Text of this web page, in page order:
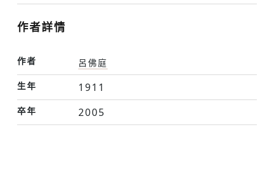
作者詳情
作者
呂佛庭
生年
1911
卒年 2005